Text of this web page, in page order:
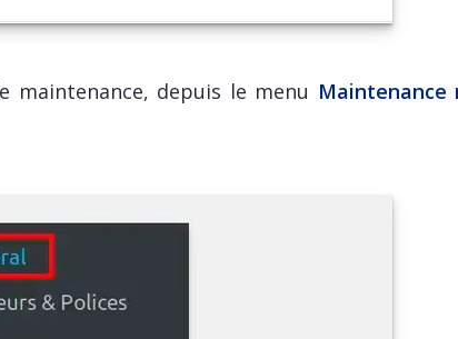
maintenance, depuis le menu Maintenance